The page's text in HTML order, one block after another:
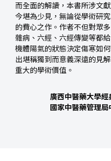
而全面的解讀，本書所涉文
今堪為少見，無論從學術研
的費心之作。作者不但對眾
雜病、六經、六經傳變等都
機體陽氣的狀態決定傷寒如
出堪稱獨到而意義深遠的見
重大的學術價值。
廣西中醫藥大學經
國家中醫藥管理